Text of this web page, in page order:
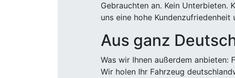
Gebrauchten an. Kein Unterbieten.
uns eine hohe
Aus ganz
Was wir Ihnen außerdem anbieten:
Wir holen Ihr Fahrzeug